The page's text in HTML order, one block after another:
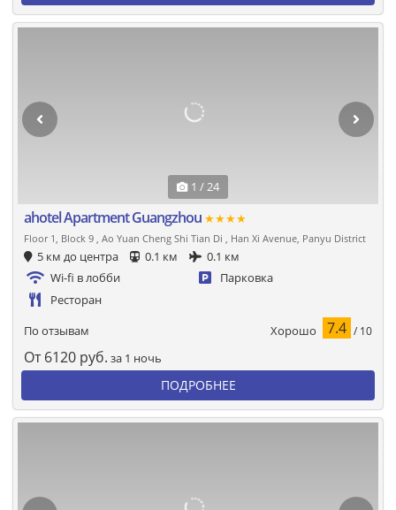
1 / 24
ahotel Apartment Guangzhou ★★★★
Floor 1, Block 9 , Ao Yuan Cheng Shi Tian Di , Han Xi Avenue, Panyu District
5 км до центра 0.1 км
0.1 км
Wi-fi в лобби
Парковка
Ресторан
По отзывам Хорошо 7.4 / 10
От 6120 руб. за 1 ночь
ПОДРОБНЕЕ